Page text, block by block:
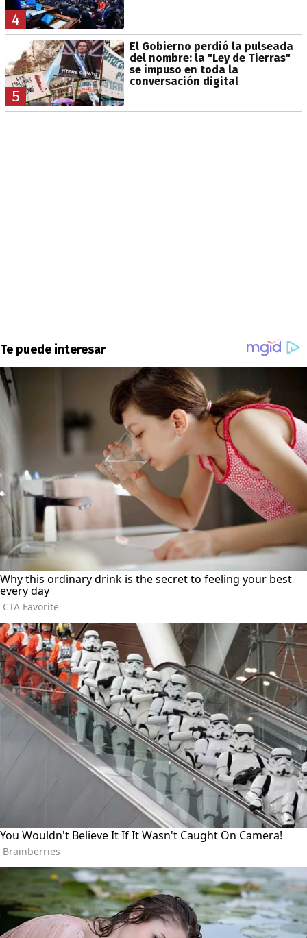
4
5
El Gobierno perdió la pulseada
del nombre: la "Ley de Tierras"
se impuso en toda la
conversación digital